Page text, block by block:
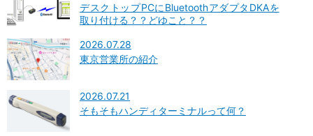
デスクトップPCにBluetoothアダプタDKAを
取り付ける？？どゆこと？？
2026.07.28
東京営業所の紹介
2026.07.21
そもそもハンディターミナルって何？